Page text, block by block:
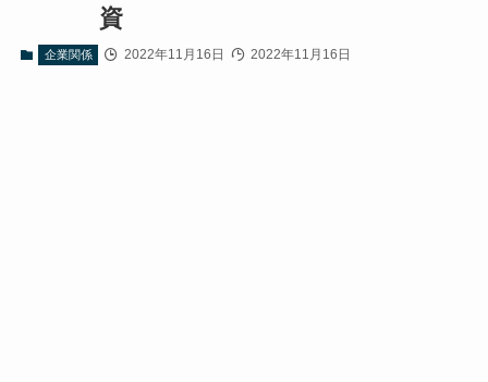
資
企業関係 2022年11月16日 2022年11月16日